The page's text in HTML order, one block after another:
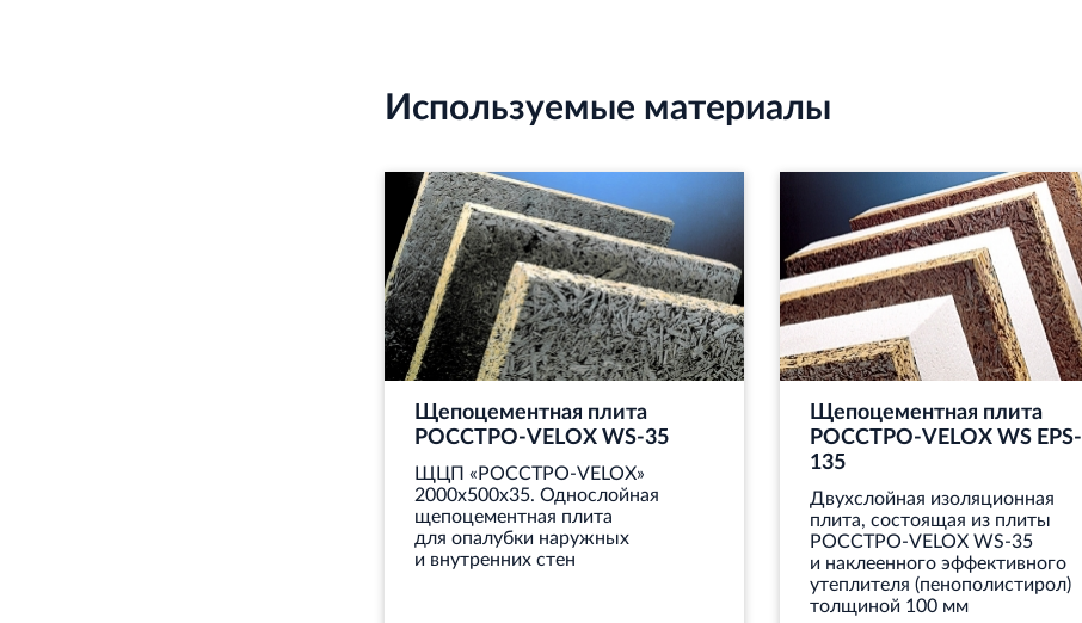
Используемые материалы
Щепоцементная плита
РОССТРО-VELOX WS‐35
ЩЦП «РОССТРО-VELOX»
2000х500х35. Однослойная
щепоцементная плита
для опалубки наружных
и внутренних стен
Щепоцементная плита
РОССТРО-VELOX WS EPS-
135
Двухслойная изоляционная
плита, состоящая из плиты
РОССТРО-VELOX WS‐35
и наклеенного эффективного
утеплителя (пенополистирол)
толщиной 100 мм